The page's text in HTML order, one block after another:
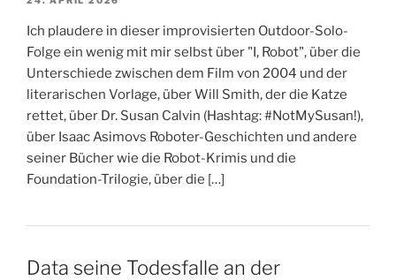
Ich plaudere in dieser improvisierten Outdoor-Solo-
Folge ein wenig mit mir selbst über "I, Robot", über die
Unterschiede zwischen dem Film von 2004 und der
literarischen Vorlage, über Will Smith, der die Katze
rettet, über Dr. Susan Calvin (Hashtag: #NotMySusan!),
über Isaac Asimovs Roboter-Geschichten und andere
seiner Bücher wie die Robot-Krimis und die
Foundation-Trilogie, über die […]
Data seine Todesfalle an der